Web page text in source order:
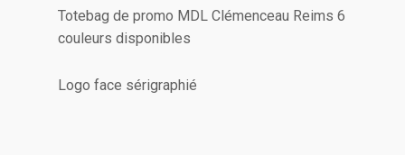
Totebag de promo MDL Clémenceau Reims 6
couleurs disponibles
Logo face sérigraphié